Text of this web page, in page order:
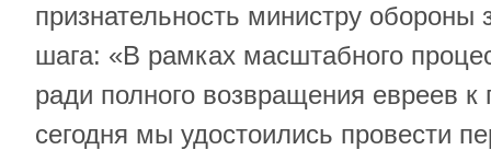
признательность министру обороны
шага: «В рамках масштабного
ради полного возвращения евреев
сегодня мы удостоились провести